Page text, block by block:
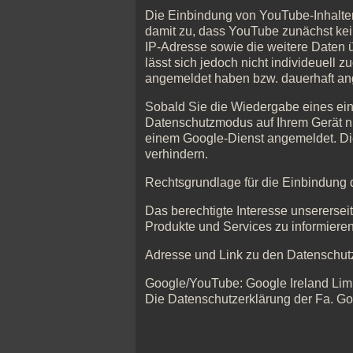
Die Einbindung von YouTube-
damit zu, dass YouTube zunächst
IP-Adresse sowie die weitere
lässt sich jedoch nicht individeuell
angemeldet haben bzw. dauerhaft
Sobald Sie die Wiedergabe eines
Datenschutzmodus auf Ihrem Gerät
einem Google-Dienst angemeldet.
verhindern.
Rechtsgrundlage für die Einbindung
Das berechtigte Interesse
Produkte und Services zu
Adresse und Link zu den
Google/YouTube: Google Ireland
Die Datenschutzerklärung der Fa.